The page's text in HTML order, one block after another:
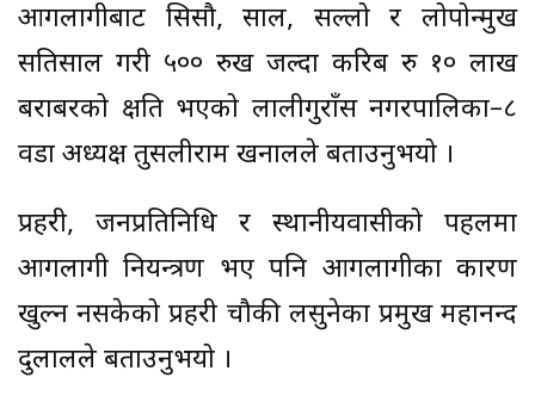
आगलागीबाट सिसौ, साल, सल्लो र लोपोन्मुख
सतिसाल गरी ५०० रुख जल्दा करिब रु १० लाख
बराबरको क्षति भएको लालीगुराँस नगरपालिका–८
वडा अध्यक्ष तुसलीराम खनालले बताउनुभयो ।
प्रहरी, जनप्रतिनिधि र स्थानीयवासीको पहलमा
आगलागी नियन्त्रण भए पनि आगलागीका कारण
खुल्न नसकेको प्रहरी चौकी लसुनेका प्रमुख महानन्द
दुलालले बताउनुभयो ।